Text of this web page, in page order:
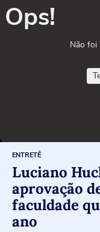
Ops!
Não foi
ENTRETÊ
Luciano
aprovação
faculdade
ano